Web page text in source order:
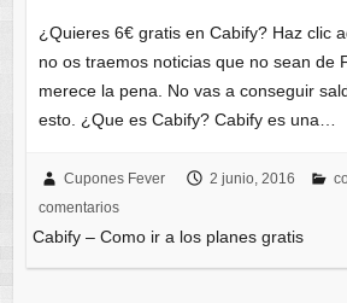
¿Quieres 6€ gratis en Cabify? Haz clic
no os traemos noticias que no sean de
merece la pena. No vas a conseguir
esto. ¿Que es Cabify? Cabify es una…
Cupones Fever 2 junio, 2016
comentarios
Cabify – Como ir a los planes gratis